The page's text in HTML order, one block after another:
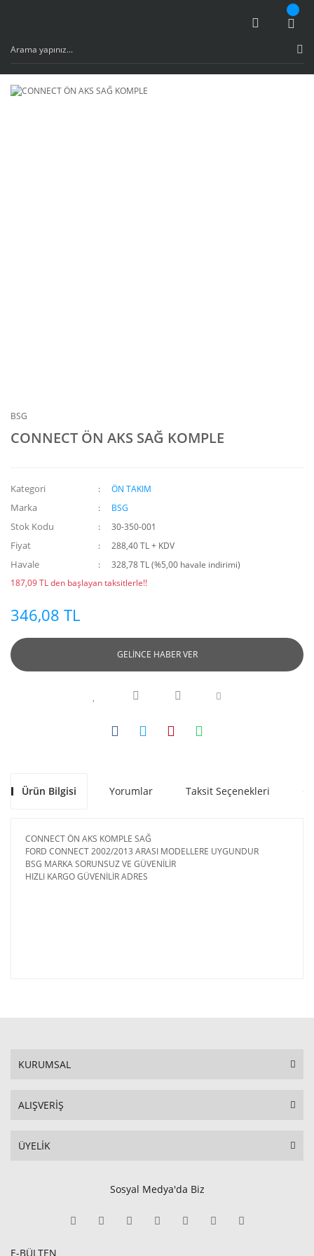
BSG
CONNECT ÖN AKS SAĞ KOMPLE
Kategori ÖN TAKIM
Marka BSG
Stok Kodu 30-350-001
Fiyat 288,40 TL + KDV
Havale
328,78 TL (%5,00 havale indirimi)
187,09 TL den başlayan taksitlerle!!
346,08 TL
GELİNCE HABER VER
Ürün Bilgisi Yorumlar Taksit Seçenekleri
CONNECT ÖN AKS KOMPLE SAĞ
FORD CONNECT 2002/2013 ARASI MODELLERE UYGUNDUR
BSG MARKA SORUNSUZ VE GÜVENİLİR
HIZLI KARGO GÜVENİLİR ADRES
KURUMSAL
ALIŞVERİŞ
ÜYELİK
Sosyal Medya'da Biz
E-BÜLTEN